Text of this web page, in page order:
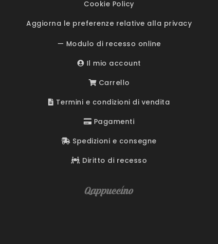
Cookie Policy
Aggiorna le preferenze relative alla privacy
— Modulo di recesso online
Il mio account
Carrello
Termini e condizioni di vendita
Pagamenti
Spedizioni e consegne
Diritto di recesso